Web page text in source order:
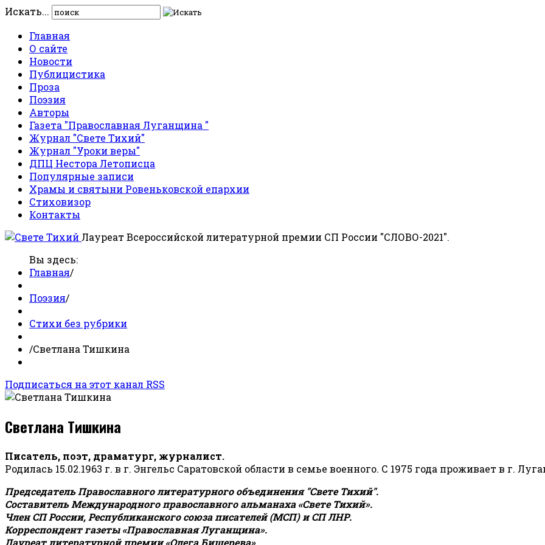
Искать...
Главная
О сайте
Новости
Публицистика
Проза
Поэзия
Авторы
Газета "Православная Луганщина "
Журнал "Свете Тихий"
Журнал "Уроки веры"
ДПЦ Нестора Летописца
Популярные записи
Храмы и святыни Ровеньковской епархии
Стиховизор
Контакты
Лауреат Всероссийской литературной премии СП России "СЛОВО-2021".
Вы здесь:
Главная/
Поэзия/
Стихи без рубрики
/Светлана Тишкина
Подписаться на этот канал RSS
Светлана Тишкина
Писатель, поэт, драматург, журналист.
Родилась 15.02.1963 г. в г. Энгельс Саратовской области в семье военного. С 1975 года проживает в г.
Председатель Православного литературного объединения "Свете Тихий".
Составитель Международного православного альманаха «Свете Тихий».
Член СП России, Республиканского союза писателей (МСП) и СП ЛНР.
Корреспондент газеты «Православная Луганщина».
Лауреат литературной премии «Олега Бишерева».